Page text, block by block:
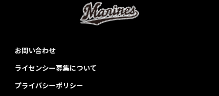
お問い合わせ
ライセンシー募集について
プライバシーポリシー